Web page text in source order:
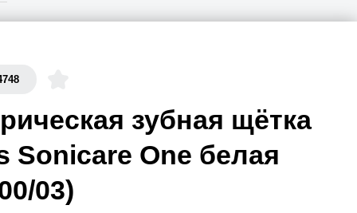
зубная щётка
Sonicare One белая
03)